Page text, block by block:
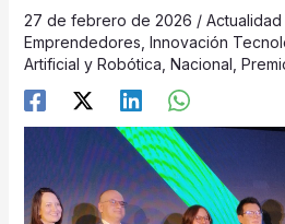
27 de febrero de 2026 / Actualidad
Emprendedores Innovación
Artificial y Robótica Nacional